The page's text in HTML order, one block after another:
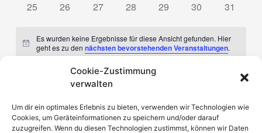
Cookie-Zustimmung
verwalten
Um dir ein optimales Erlebnis zu bieten, verwenden wir Technologien wie
Cookies, um Geräteinformationen zu speichern und/oder darauf
zuzugreifen. Wenn du diesen Technologien zustimmst, können wir Daten
Veranstaltungen,
Veranstaltungen,
Veranstaltungen,
Veranstaltungen,
Veranstaltungen,
Veranstaltungen,
hat
Veranstaltungen,
25
hat
Veranstaltungen,
26
hat
Veranstaltungen,
27
hat
Veranstaltungen,
28
hat
Veranstaltungen,
29
hat
Veranstaltungen,
30
hat
31
Hinweis
Es wurden keine Ergebnisse für diese Ansicht gefunden. Hier
geht es zu dennächsten bevorstehenden Veranstaltungen.
Dieser Monat
Kalender abonnieren